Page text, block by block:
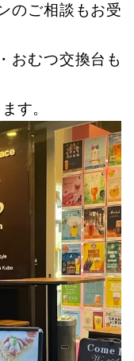
のご相談もお受
おむつ交換台も
す。